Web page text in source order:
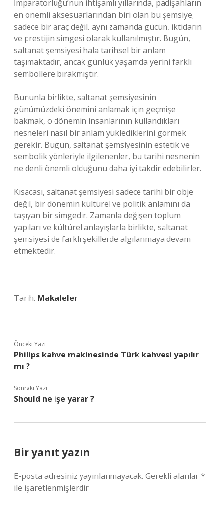
İmparatorluğu’nun ihtişamlı yıllarında, padişahların
en önemli aksesuarlarından biri olan bu şemsiye,
sadece bir araç değil, aynı zamanda gücün, iktidarın
ve prestijin simgesi olarak kullanılmıştır. Bugün,
saltanat şemsiyesi hala tarihsel bir anlam
taşımaktadır, ancak günlük yaşamda yerini farklı
sembollere bırakmıştır.
Bununla birlikte, saltanat şemsiyesinin
günümüzdeki önemini anlamak için geçmişe
bakmak, o dönemin insanlarının kullandıkları
nesneleri nasıl bir anlam yüklediklerini görmek
gerekir. Bugün, saltanat şemsiyesinin estetik ve
sembolik yönleriyle ilgilenenler, bu tarihi nesnenin
ne denli önemli olduğunu daha iyi takdir edebilirler.
Kısacası, saltanat şemsiyesi sadece tarihi bir obje
değil, bir dönemin kültürel ve politik anlamını da
taşıyan bir simgedir. Zamanla değişen toplum
yapıları ve kültürel anlayışlarla birlikte, saltanat
şemsiyesi de farklı şekillerde algılanmaya devam
etmektedir.
Tarih: Makaleler
Önceki Yazı
Philips kahve makinesinde Türk kahvesi yapılır
mı ?
Sonraki Yazı
Should ne işe yarar ?
Bir yanıt yazın
E-posta adresiniz yayınlanmayacak. Gerekli alanlar*
ile işaretlenmişlerdir